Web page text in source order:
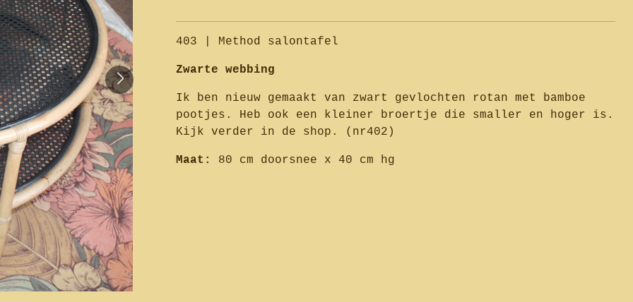
403 | Method salontafel
Zwarte webbing
Ik ben nieuw gemaakt van zwart gevlochten rotan met bamboe
pootjes. Heb ook een kleiner broertje die smaller en hoger is.
Kijk verder in de shop. (nr402)
Maat: 80 cm doorsnee x 40 cm hg